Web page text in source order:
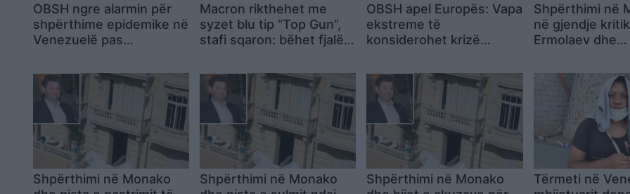
OBSH ngre alarmin për
shpërthime epidemike në
Venezuelë pas
të tejmbushura dhe
mijëra personave të
zhdukur
Macron rikthehet me
syzet blu tip “Top Gun”,
stafi sqaron: bëhet fjalë
OBSH apel Europës: Vapa
ekstreme të
konsiderohet krizë
e zakonshme
Shpërthimi në
në gjendje
Ermolaev dhe
dyshuari ikën
Francës
Shpërthimi në Monako
Shpërthimi në Monako
Shpërthimi në Monako
Tërmeti në